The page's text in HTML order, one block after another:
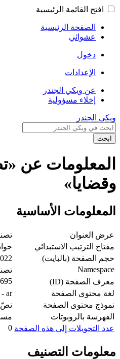
افتح القائمة الرئيسية
الصفحة الرئيسية
عشوائي
دخول
الإعدادات
عن ويكي الجندر
إخلاء مسؤولية
ويكي الجندر
ابحث
المعلومات عن
وقضايا»
المعلومات الأساسية
عرض العنوان
مفتاح الترتيب الاستبدائي
حجم الصفحة (بالبايت)
Namespace
معرف الصفحة (ID)
لغة محتوى الصفحة
ar - العربية
نموذج محتوى الصفحة
نصّ
الفهرسة بالروبوتات
عدد التحويلات إلى هذه الصفحة 0
معلومات التصنيف